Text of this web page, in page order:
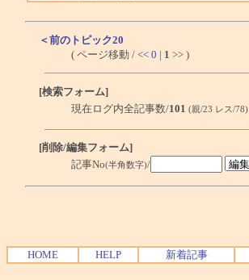
＜前のトピック20
( ページ移動 / << 0 | 1 >> )
[検索フォーム]
現在ログ内全記事数/101 (親/23 レス/78)
[削除/編集フォーム]
記事No(半角数字)/
HOME HELP 新着記事